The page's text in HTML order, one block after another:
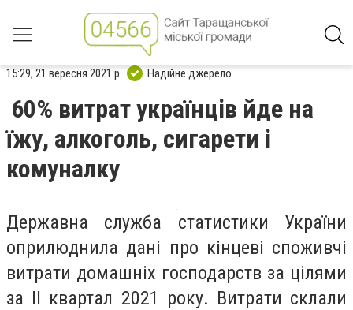
15:29, 21 вересня 2021 р. Надійне джерело
60% витрат українців йде на
їжу, алкоголь, сигарети і
комуналку
Державна служба статистики України
оприлюднила дані про кінцеві споживчі
витрати домашніх господарств за цілями
за II квартал 2021 року. Витрати склали